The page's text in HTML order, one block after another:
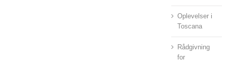
Oplevelser i
Toscana
Rådgivning
for